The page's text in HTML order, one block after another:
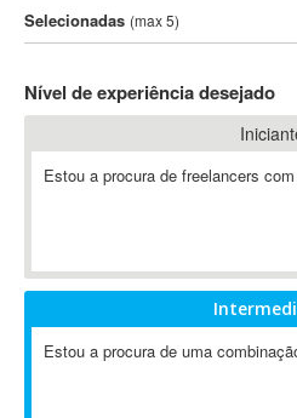
3DS Max
3GSM
802.11
A-GPS
ABAP
Abaqus
ABBYY FineReader
Selecionadas (max 5)
Nível de experiência desejado
Estou a procura de freelancers
Estou a procura de uma